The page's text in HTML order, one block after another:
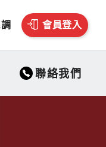
會員登入
聯絡我們